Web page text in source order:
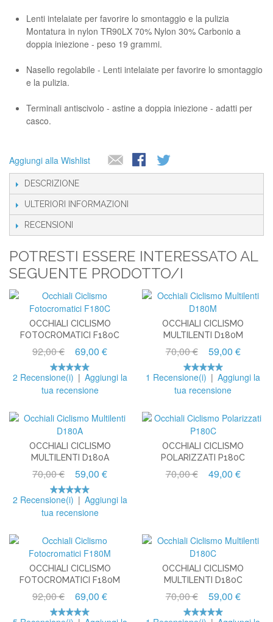
Lenti intelaiate per favorire lo smontaggio e la pulizia
Montatura in nylon TR90LX 70% Nylon 30% Carbonio a
doppia iniezione - peso 19 grammi.
Nasello regolabile - Lenti intelaiate per favorire lo smontaggio
e la pulizia.
Terminali antiscivolo - astine a doppia iniezione - adatti per
casco.
Aggiungi alla Wishlist
DESCRIZIONE
ULTERIORI INFORMAZIONI
RECENSIONI
POTRESTI ESSERE INTERESSATO AL
SEGUENTE PRODOTTO/I
OCCHIALI CICLISMO
FOTOCROMATICI F180C
92,00 € 69,00 €
2 Recensione(i) | Aggiungi la
tua recensione
OCCHIALI CICLISMO
MULTILENTI D180M
70,00 € 59,00 €
1 Recensione(i) | Aggiungi la
tua recensione
OCCHIALI CICLISMO
MULTILENTI D180A
70,00 € 59,00 €
2 Recensione(i) | Aggiungi la
tua recensione
OCCHIALI CICLISMO
POLARIZZATI P180C
70,00 € 49,00 €
OCCHIALI CICLISMO
FOTOCROMATICI F180M
92,00 € 69,00 €
OCCHIALI CICLISMO
MULTILENTI D180C
70,00 € 59,00 €